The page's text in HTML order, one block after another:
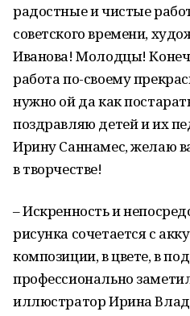
радостные и чистые
советского времени,
Иванова! Молодцы!
работа по-своему
нужно ой да как
поздравляю детей и их
Ирину Саннамес, желаю
в творчестве!
– Искренность и
рисунка сочетается с
композиции, в цвете, в
профессионально
иллюстратор Ирина